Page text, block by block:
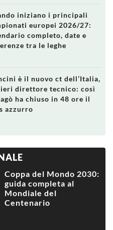
iniziano i principali
europei 2026/27:
completo, date e
tra le leghe
è il nuovo ct dell’Italia,
direttore tecnico: così
ha chiuso in 48 ore il
azzurro
Coppa del Mondo 2030:
guida completa al
Mondiale del
Centenario